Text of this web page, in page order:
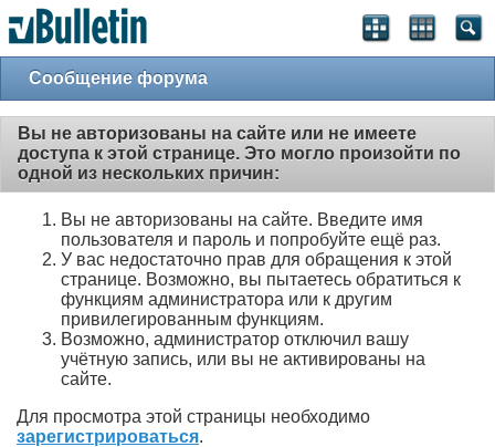
Сообщение форума
Вы не авторизованы на сайте или не имеете
доступа к этой странице. Это могло произойти по
одной из нескольких причин:
Вы не авторизованы на сайте. Введите имя
пользователя и пароль и попробуйте ещё раз.
У вас недостаточно прав для обращения к этой
странице. Возможно, вы пытаетесь обратиться к
функциям администратора или к другим
привилегированным функциям.
Возможно, администратор отключил вашу
учётную запись, или вы не активированы на
сайте.
Для просмотра этой страницы необходимо
зарегистрироваться.